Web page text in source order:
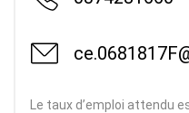
Le taux d’emploi attendu